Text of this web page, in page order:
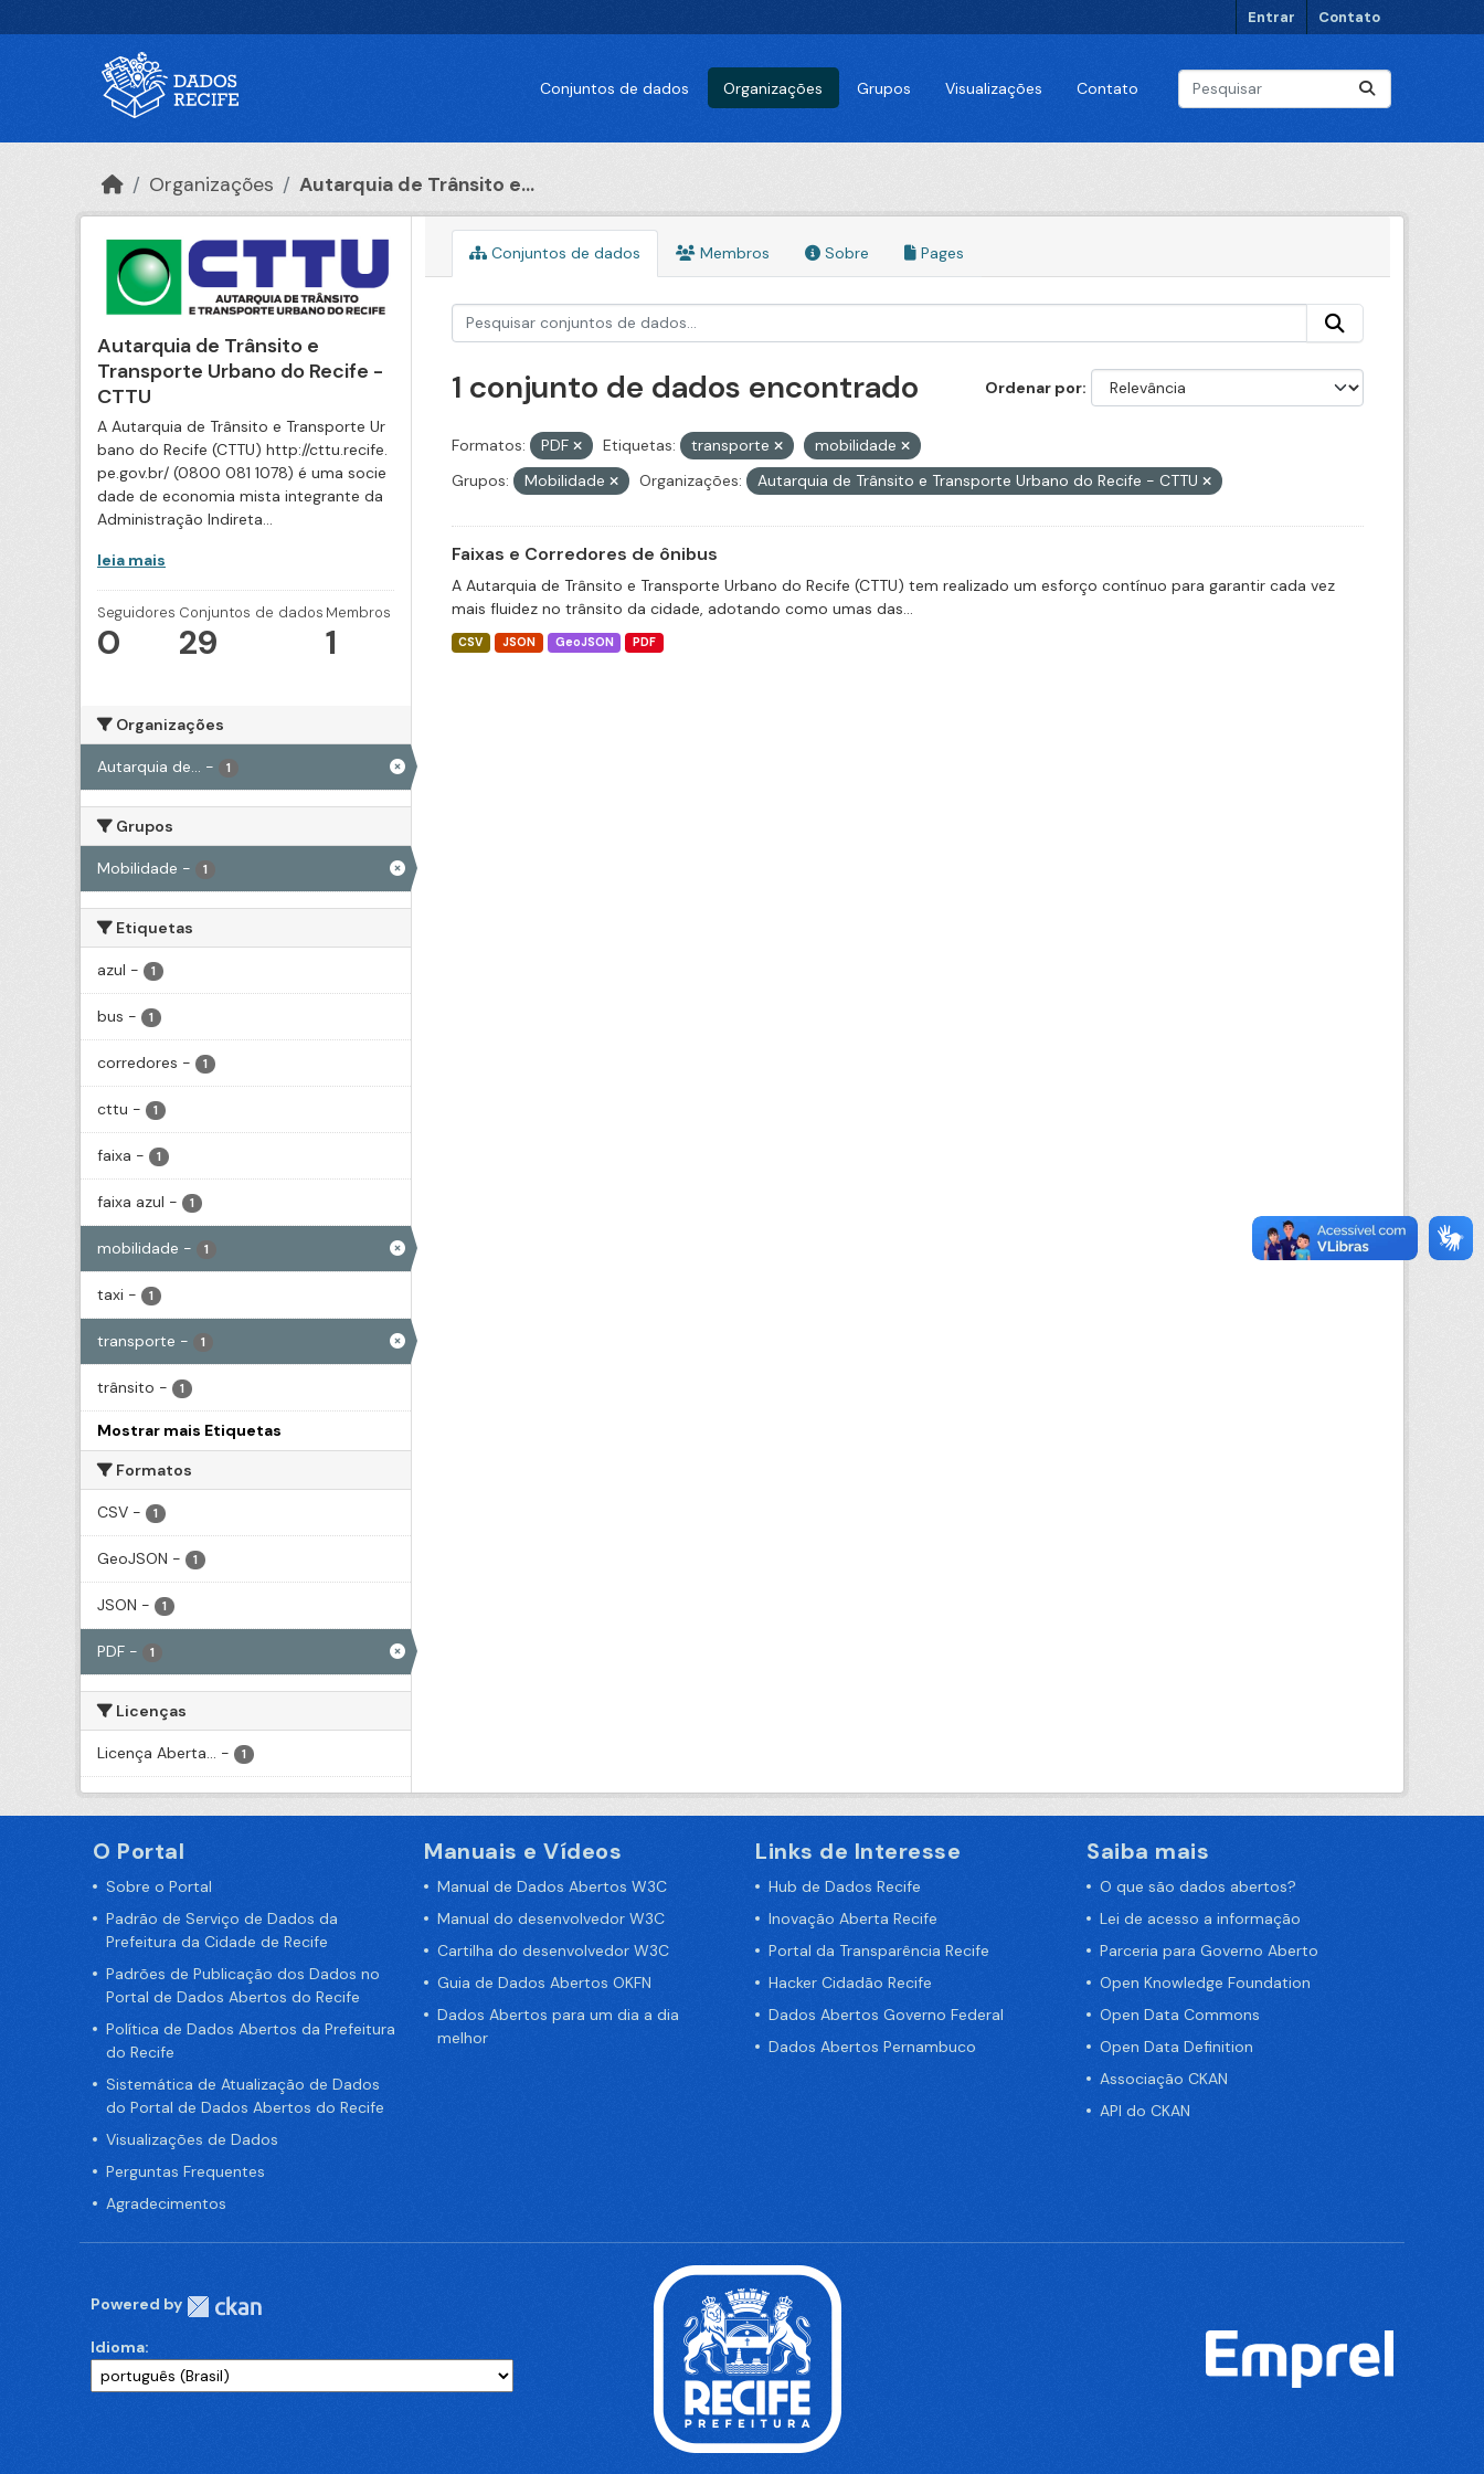
Entrar Contato
Conjuntos de dados Organizações Grupos Visualizações Contato
Organizações Autarquia de Trânsito e...
Autarquia de Trânsito e
Transporte Urbano do Recife -
CTTU
A Autarquia de Trânsito e Transporte Ur
bano do Recife (CTTU) http://cttu.recife.
pe.gov.br/ (0800 081 1078) é uma socie
dade de economia mista integrante da
Administração Indireta...
leia mais
Seguidores
0
Conjuntos de dados
29
Membros
1
Organizações
Autarquia de... - 1
Grupos
Mobilidade - 1
Etiquetas
azul - 1
bus - 1
corredores - 1
cttu - 1
faixa - 1
faixa azul - 1
mobilidade - 1
taxi - 1
transporte - 1
trânsito - 1
Mostrar mais Etiquetas
Formatos
CSV - 1
GeoJSON - 1
JSON - 1
PDF - 1
Licenças
Licença Aberta... - 1
Conjuntos de dados Membros Sobre Pages
Ordenar por
1 conjunto de dados encontrado
Formatos: PDF Etiquetas: transporte
mobilidade
Grupos:
Mobilidade Organizações: Autarquia de Trânsito e Transporte Urbano do Recife - CTTU
Faixas e Corredores de ônibus
A Autarquia de Trânsito e Transporte Urbano do Recife (CTTU) tem realizado um esforço contínuo para garantir cada vez
mais fluidez no trânsito da cidade, adotando como umas das...
CSV JSON GeoJSON PDF
O Portal
Sobre o Portal
Padrão de Serviço de Dados da
Prefeitura da Cidade de Recife
Padrões de Publicação dos Dados no
Portal de Dados Abertos do Recife
Política de Dados Abertos da Prefeitura
do Recife
Sistemática de Atualização de Dados
do Portal de Dados Abertos do Recife
Visualizações de Dados
Perguntas Frequentes
Agradecimentos
Manuais e Vídeos
Manual de Dados Abertos W3C
Manual do desenvolvedor W3C
Cartilha do desenvolvedor W3C
Guia de Dados Abertos OKFN
Dados Abertos para um dia a dia
melhor
Links de Interesse
Hub de Dados Recife
Inovação Aberta Recife
Portal da Transparência Recife
Hacker Cidadão Recife
Dados Abertos Governo Federal
Dados Abertos Pernambuco
Saiba mais
O que são dados abertos?
Lei de acesso a informação
Parceria para Governo Aberto
Open Knowledge Foundation
Open Data Commons
Open Data Definition
Associação CKAN
API do CKAN
Powered by
Idioma